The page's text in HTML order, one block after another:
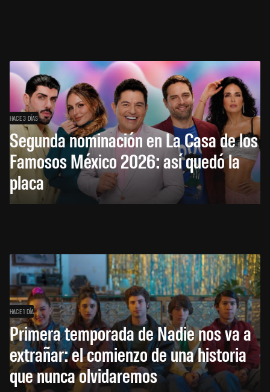
HACE 3 DÍAS
Segunda nominación en La Casa de los
Famosos México 2026: así quedó la
placa
HACE 1 DÍA
Primera temporada de Nadie nos va a
extrañar: el comienzo de una historia
que nunca olvidaremos